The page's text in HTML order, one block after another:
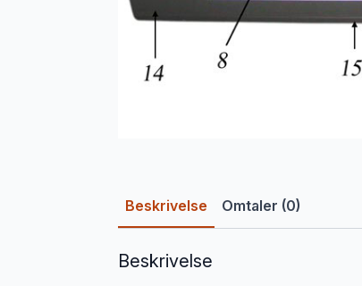
Beskrivelse Omtaler (0)
Beskrivelse